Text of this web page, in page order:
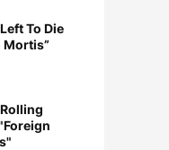
To Die